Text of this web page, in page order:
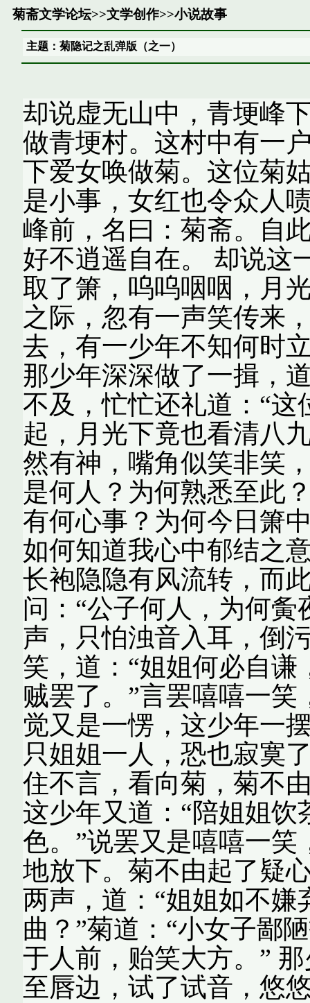
菊斋文学论坛>>文学创作>>小说故事
主题：菊隐记之乱弹版（之一）
却说虚无山中，青埂峰
做青埂村。这村中有一
下爱女唤做菊。这位菊
是小事，女红也令众人
峰前，名曰：菊斋。自
好不逍遥自在。 却说这
取了箫，呜呜咽咽，月
之际，忽有一声笑传来
去，有一少年不知何时
那少年深深做了一揖，
不及，忙忙还礼道：“这
起，月光下竟也看清八
然有神，嘴角似笑非笑
是何人？为何熟悉至此
有何心事？为何今日箫
如何知道我心中郁结之
长袍隐隐有风流转，而
问：“公子何人，为何
声，只怕浊音入耳，倒
笑，道：“姐姐何必自
贼罢了。”言罢嘻嘻一
觉又是一愣，这少年一
只姐姐一人，恐也寂寞
住不言，看向菊，菊不
这少年又道：“陪姐姐
色。”说罢又是嘻嘻一
地放下。菊不由起了疑
两声，道：“姐姐如不
曲？”菊道：“小女子鄙
于人前，贻笑大方。”
至唇边，试了试音，悠